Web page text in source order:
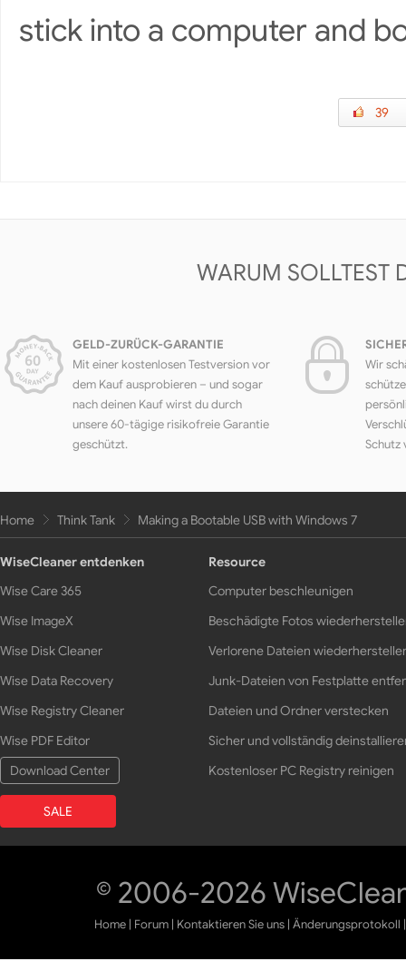
stick into a computer and
39
WARUM SOLLTEST
GELD-ZURÜCK-GARANTIE
Mit einer kostenlosen Testversion vor
dem Kauf ausprobieren – und sogar
nach deinen Kauf wirst du durch
unsere 60-tägige risikofreie Garantie
geschützt.
Wir
Schutz
Home Think Tank Making a Bootable USB with Windows 7
WiseCleaner entdenken
Wise Care 365
Wise ImageX
Wise Disk Cleaner
Wise Data Recovery
Wise Registry Cleaner
Wise PDF Editor
Download Center
SALE
Resource
Computer beschleunigen
Beschädigte Fotos
Verlorene Dateien
Junk-Dateien von Festplatte
Dateien und Ordner verstecken
Sicher und vollständig
Kostenloser PC Registry reinigen
© 2006-2026
Home | Forum | Kontaktieren Sie uns |Änderungsprotokoll